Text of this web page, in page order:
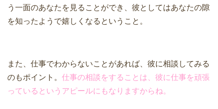
う一面のあなたを見ることができ、彼としてはあなたの隙
を知ったようで嬉しくなるということ。
また、仕事でわからないことがあれば、彼に相談してみる
のもポイント。 仕事の相談をすることは、彼に仕事を頑張
っているというアピールにもなりますからね。